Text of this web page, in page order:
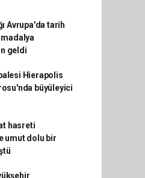
Avrupa'da tarih
madalya
geldi
Hierapolis
büyüleyici
hasreti
umut dolu bir